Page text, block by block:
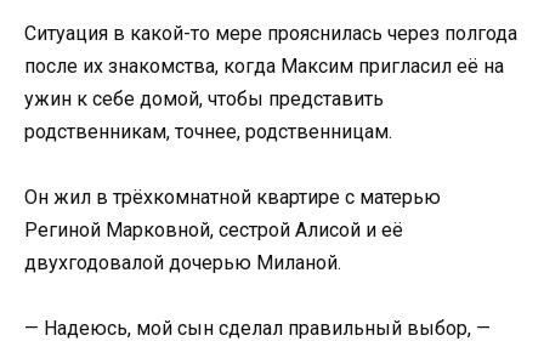
Ситуация в какой-то мере прояснилась через полгода
после их знакомства, когда Максим пригласил её на
ужин к себе домой, чтобы представить
родственникам, точнее, родственницам.
Он жил в трёхкомнатной квартире с матерью
Региной Марковной, сестрой Алисой и её
двухгодовалой дочерью Миланой.
— Надеюсь, мой сын сделал правильный выбор, —